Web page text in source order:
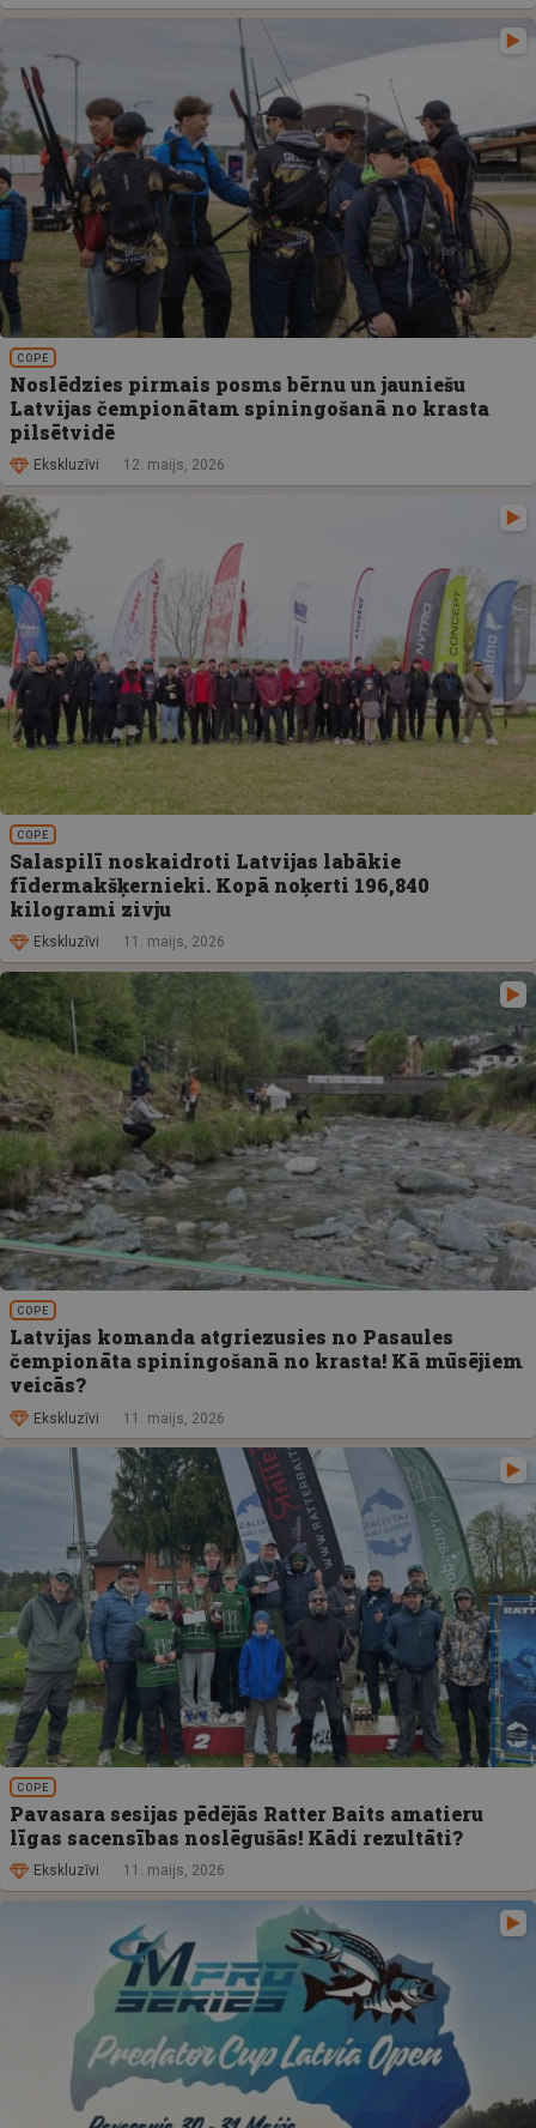
COPE
Noslēdzies pirmais posms bērnu un jauniešu
Latvijas čempionātam spiningošanā no krasta
pilsētvidē
Ekskluzīvi 12. maijs, 2026
COPE
Salaspilī noskaidroti Latvijas labākie
fīdermakšķernieki. Kopā noķerti 196,840
kilogrami zivju
Ekskluzīvi 11. maijs, 2026
COPE
Latvijas komanda atgriezusies no Pasaules
čempionāta spiningošanā no krasta! Kā mūsējiem
veicās?
Ekskluzīvi 11. maijs, 2026
COPE
Pavasara sesijas pēdējās Ratter Baits amatieru
līgas sacensības noslēgušās! Kādi rezultāti?
Ekskluzīvi 11. maijs, 2026